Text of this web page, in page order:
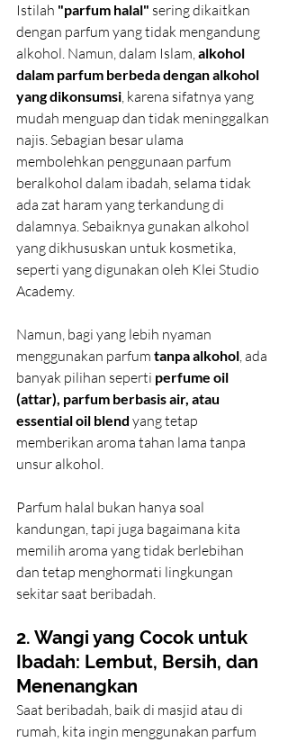
Istilah "parfum halal" sering dikaitkan
dengan parfum yang tidak mengandung
alkohol. Namun, dalam Islam, alkohol
dalam parfum berbeda dengan alkohol
yang dikonsumsi, karena sifatnya yang
mudah menguap dan tidak meninggalkan
najis. Sebagian besar ulama
membolehkan penggunaan parfum
beralkohol dalam ibadah, selama tidak
ada zat haram yang terkandung di
dalamnya. Sebaiknya gunakan alkohol
yang dikhususkan untuk kosmetika,
seperti yang digunakan oleh Klei Studio
Academy.
Namun, bagi yang lebih nyaman
menggunakan parfum tanpa alkohol, ada
banyak pilihan seperti perfume oil
(attar), parfum berbasis air, atau
essential oil blend yang tetap
memberikan aroma tahan lama tanpa
unsur alkohol.
Parfum halal bukan hanya soal
kandungan, tapi juga bagaimana kita
memilih aroma yang tidak berlebihan
dan tetap menghormati lingkungan
sekitar saat beribadah.
2. Wangi yang Cocok untuk
Ibadah: Lembut, Bersih, dan
Menenangkan
Saat beribadah, baik di masjid atau di
rumah, kita ingin menggunakan parfum